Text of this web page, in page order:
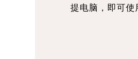
提电脑，即可使